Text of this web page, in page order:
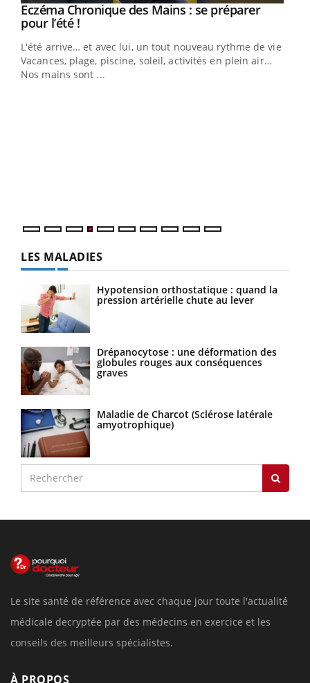
Youtube
Eczéma Chronique des Mains : se préparer
pour l’été !Youtube
L'été arrive… et avec lui, un tout nouveau rythme de vie !
Vacances, plage, piscine, soleil, activités en plein air…
Nos mains sont ...
LES MALADIES
Hypotension orthostatique : quand la
pression artérielle chute au lever
Drépanocytose : une déformation des
globules rouges aux conséquences
graves
Maladie de Charcot (Sclérose latérale
amyotrophique)
Le site santé de référence avec chaque jour toute l'actualité
médicale decryptée par des médecins en exercice et les
conseils des meilleurs spécialistes.
À PROPOS